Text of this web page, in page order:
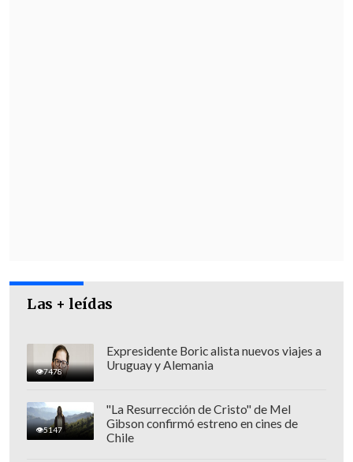
Las + leídas
7478
Expresidente Boric alista nuevos viajes a
Uruguay y Alemania
5147
"La Resurrección de Cristo" de Mel
Gibson confirmó estreno en cines de
Chile